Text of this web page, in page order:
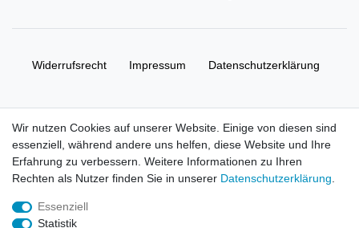
Widerrufs­recht Impressum Daten­schutz­erklärung
© Copyright 2026 | Alle Rechte vorbehalten. HL-
Handelsgesellschaft mbH.
Alle Markennamen, Warenzeichen sowie sämtliche Produktbilder
Wir nutzen Cookies auf unserer Website. Einige von diesen sind
essenziell, während andere uns helfen, diese Website und Ihre
Erfahrung zu verbessern. Weitere Informationen zu Ihren
Rechten als Nutzer finden Sie in unserer Daten­schutz­erklärung
Essenziell
Statistik